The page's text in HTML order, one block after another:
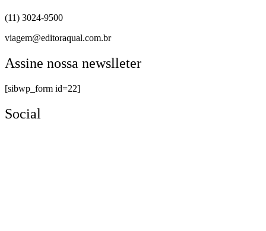
(11) 3024-9500
viagem@editoraqual.com.br
Assine nossa newslleter
[sibwp_form id=22]
Social